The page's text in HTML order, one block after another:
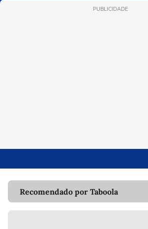
PUBLICIDADE
Recomendado por Taboola